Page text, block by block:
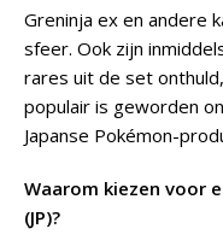
Greninja ex en andere
sfeer. Ook zijn
rares uit de set
populair is geworden
Japanse Pokémon-
Waarom kiezen voor
(JP)?